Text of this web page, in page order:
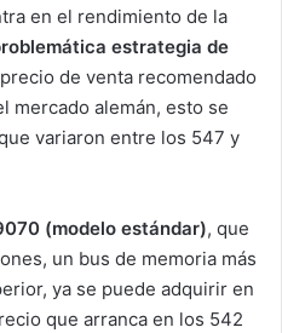
en el rendimiento de la
estrategia de
de venta recomendado
mercado alemán, esto se
variaron entre los 547 y
(modelo estándar), que
un bus de memoria más
ya se puede adquirir en
que arranca en los 542